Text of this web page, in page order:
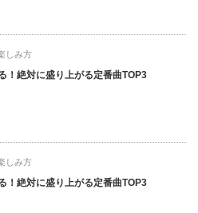
しみ方
！絶対に盛り上がる定番曲TOP3
しみ方
！絶対に盛り上がる定番曲TOP3